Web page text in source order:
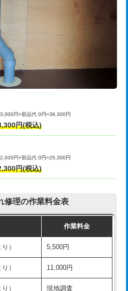
え)
戻し作
11,000円~
まで） 55,000円
事/3ｍ超
し作業）
㎝まで）
） 38,500円
38,500円
22,000円
33,000円
8,800円
清掃・修
軽作業）
11,000円
清掃・修
中作業）
・清掃・修
（重作業）
33,000円
ップ
22,000円+材料費
円+部品代 0円=36,300円
円(税込)
円+部品代 0円=25,300円
円(税込)
修理の作業料金表
作業料金
） 5,500円
） 11,000円
） 現地調査